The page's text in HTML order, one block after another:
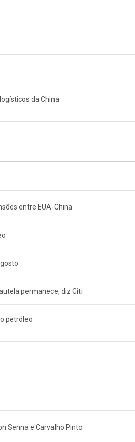
da China
entre EUA-China
permanece, diz Citi
petróleo
Senna e Carvalho Pinto